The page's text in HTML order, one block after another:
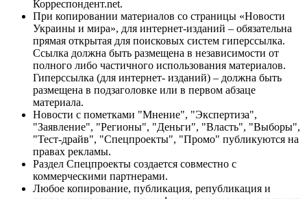
Корреспондент.net.
При копировании материалов со страницы «Новости
Украины и мира», для интернет-изданий – обязательна
прямая открытая для поисковых систем гиперссылка.
Ссылка должна быть размещена в независимости от
полного либо частичного использования материалов.
Гиперссылка (для интернет- изданий) – должна быть
размещена в подзаголовке или в первом абзаце
материала.
Новости с пометками "Мнение", "Экспертиза",
"Заявление", "Регионы", "Деньги", "Власть", "Выборы",
"Тест-драйв", "Спецпроекты", "Промо" публикуются на
правах рекламы.
Раздел Спецпроекты создается совместно с
коммерческими партнерами.
Любое копирование, публикация, републикация и